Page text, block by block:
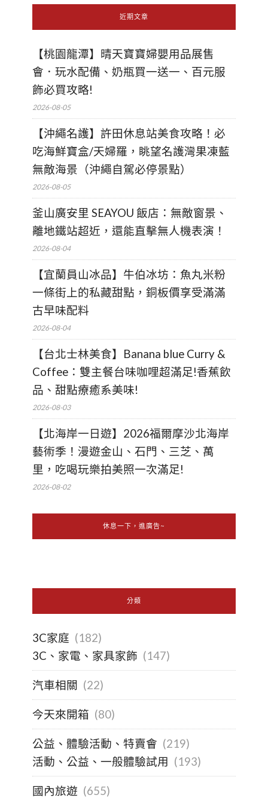
近期文章
【桃園龍潭】晴天寶寶婦嬰用品展售
會．玩水配備、奶瓶買一送一、百元服
飾必買攻略!
2026-08-05
【沖繩名護】許田休息站美食攻略！必
吃海鮮寶盒/天婦羅，眺望名護灣果凍藍
無敵海景（沖繩自駕必停景點）
2026-08-05
釜山廣安里 SEAYOU 飯店：無敵窗景、
離地鐵站超近，還能直擊無人機表演！
2026-08-04
【宜蘭員山冰品】牛伯冰坊：魚丸米粉
一條街上的私藏甜點，銅板價享受滿滿
古早味配料
2026-08-04
【台北士林美食】Banana blue Curry &
Coffee：雙主餐台味咖哩超滿足!香蕉飲
品、甜點療癒系美味!
2026-08-03
【北海岸一日遊】2026福爾摩沙北海岸
藝術季！漫遊金山、石門、三芝、萬
里，吃喝玩樂拍美照一次滿足!
2026-08-02
休息一下，進廣告~
分類
3C家庭 (182)
3C、家電、家具家飾 (147)
汽車相關 (22)
今天來開箱 (80)
公益、體驗活動、特賣會 (219)
活動、公益、一般體驗試用 (193)
國內旅遊 (655)